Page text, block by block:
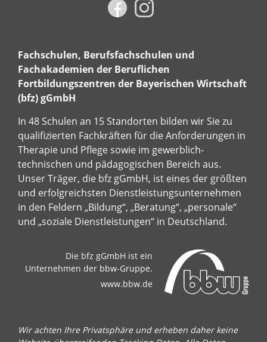
Fachschulen, Berufsfachschulen und
Fachakademien der Beruflichen
Fortbildungszentren der Bayerischen Wirtschaft
(bfz) gGmbH
In 48 Schulen an 15 Standorten bilden wir Sie zu
qualifizierten Fachkräften für die Anforderungen in
Therapie und Pflege sowie im gewerblich-
technischen und pädagogischen Bereich aus.
Unser Träger, die bfz gGmbH, ist eines der größten
und erfolgreichsten Dienstleistungsunternehmen
in den Feldern „Bildung“, „Beratung“, „personale“
und „soziale Dienstleistungen“ in Deutschland.
Die bfz gGmbH ist ein
Unternehmen der bbw-Gruppe.
www.bbw.de
Wir achten Ihre Privatsphäre und erheben daher keine